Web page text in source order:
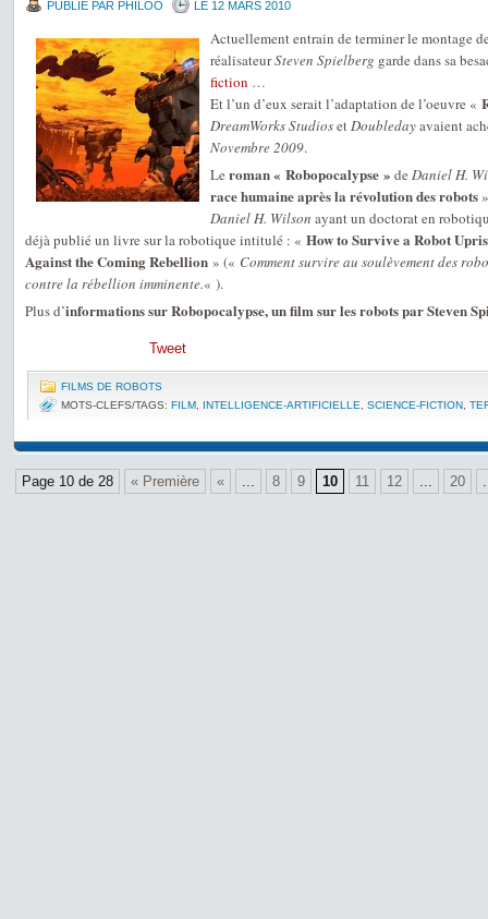
PUBLIÉ PAR PHILOO LE 12 MARS 2010
Actuellement entrain de terminer le montage
réalisateurSteven Spielberg garde dans sa
fiction …
Et l’un d’eux serait l’adaptation de l’oeuvre «
DreamWorks StudiosetDoubledayavaient
Novembre 2009.
Le roman « Robopocalypse » de Daniel H.
race humaine après la révolution des robots
Daniel H. Wilson ayant un doctorat en
déjà publié un livre sur la robotique intitulé : « How to Survive a Robot
Against the Coming Rebellion » (« Comment survire au soulèvement des
contre la rébellion imminente.« ).
Plus d’informations sur Robopocalypse, un film sur les robots par Steven
Tweet
FILMS DE ROBOTS
MOTS-CLEFS/TAGS: FILM INTELLIGENCE-ARTIFICIELLE SCIENCE-FICTION
Page 10 de 28 « Première « ... 8 9 10 11 12 ... 20